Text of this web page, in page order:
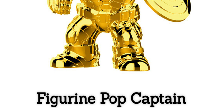
Figurine Pop Captain